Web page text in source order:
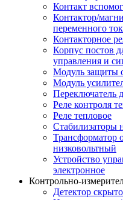
Контакт
Контактор/
переменного
Контакторное
Корпус постов
управления и
Модуль защиты
Модуль
Переключатель
Реле контроля
Реле тепловое
Стабилизаторы
Трансформатор
низковольтный
Устройство
электронное
Контрольно-
Детектор